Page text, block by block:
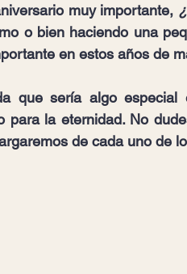
muy importante,
o bien haciendo una
en estos años de
que sería algo
para la eternidad. No
de cada uno de